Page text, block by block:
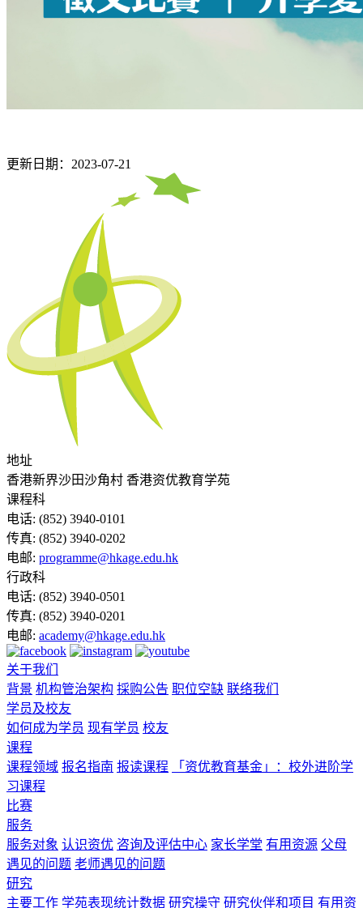
更新日期：2023-07-21
地址
香港新界沙田沙角村 香港资优教育学苑
课程科
电话: (852) 3940-0101
传真: (852) 3940-0202
电邮: programme@hkage.edu.hk
行政科
电话: (852) 3940-0501
传真: (852) 3940-0201
电邮: academy@hkage.edu.hk
关于我们
背景 机构管治架构 採购公告 职位空缺 联络我们
学员及校友
如何成为学员 现有学员 校友
课程
课程领域 报名指南 报读课程
「资优教育基金」：校外进阶学
习课程
比赛
服务
服务对象 认识资优 咨询及评估中心 家长学堂 有用资源 父母
遇见的问题 老师遇见的问题
研究
主要工作 学苑表现统计数据 研究操守 研究伙伴和项目 有用资